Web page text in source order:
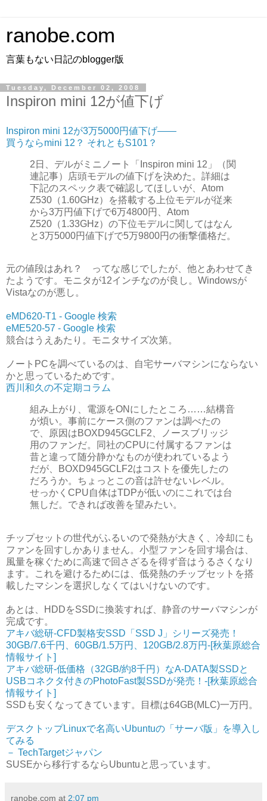
ranobe.com
言葉もない日記のblogger版
Tuesday, December 02, 2008
Inspiron mini 12が値下げ
Inspiron mini 12が3万5000円値下げ――
買うならmini 12？ それともS101？
2日、デルがミニノート「Inspiron mini 12」（関
連記事）店頭モデルの値下げを決めた。詳細は
下記のスペック表で確認してほしいが、Atom
Z530（1.60GHz）を搭載する上位モデルが従来
から3万円値下げで6万4800円、Atom
Z520（1.33GHz）の下位モデルに関してはなん
と3万5000円値下げで5万9800円の衝撃価格だ。
元の値段はあれ？ ってな感じでしたが、他とあわせてき
たようです。モニタが12インチなのが良し。Windowsが
Vistaなのが悪し。
eMD620-T1 - Google 検索
eME520-57 - Google 検索
競合はうえあたり。モニタサイズ次第。
ノートPCを調べているのは、自宅サーバマシンにならない
かと思っているためです。
西川和久の不定期コラム
組み上がり、電源をONにしたところ……結構音
が煩い。事前にケース側のファンは調べたの
で、原因はBOXD945GCLF2、ノースブリッジ
用のファンだ。同社のCPUに付属するファンは
昔と違って随分静かなものが使われているよう
だが、BOXD945GCLF2はコストを優先したの
だろうか。ちょっとこの音は許せないレベル。
せっかくCPU自体はTDPが低いのにこれでは台
無しだ。できれば改善を望みたい。
チップセットの世代がふるいので発熱が大きく、冷却にも
ファンを回すしかありません。小型ファンを回す場合は、
風量を稼ぐために高速で回さざるを得ず音はうるさくなり
ます。これを避けるためには、低発熱のチップセットを搭
載したマシンを選択しなくてはいけないのです。
あとは、HDDをSSDに換装すれば、静音のサーバマシンが
完成です。
アキバ総研-CFD製格安SSD「SSD J」シリーズ発売！
30GB/7.6千円、60GB/1.5万円、120GB/2.8万円-[秋葉原総合
情報サイト]
アキバ総研-低価格（32GB/約8千円）なA-DATA製SSDと
USBコネクタ付きのPhotoFast製SSDが発売！-[秋葉原総合
情報サイト]
SSDも安くなってきています。目標は64GB(MLC)一万円。
デスクトップLinuxで名高いUbuntuの「サーバ版」を導入し
てみる
－ TechTargetジャパン
SUSEから移行するならUbuntuと思っています。
ranobe.com at 2:07 pm